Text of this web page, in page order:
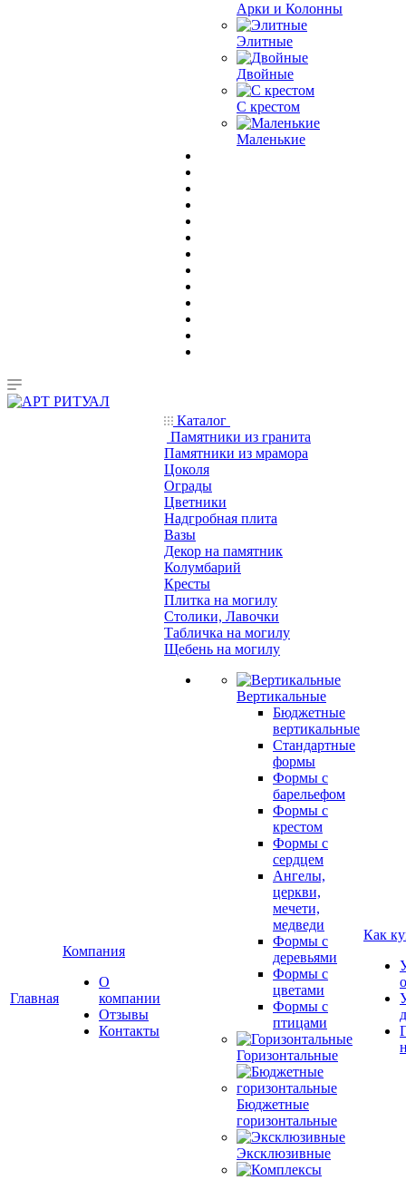
Арки и Колонны
Элитные
Двойные
С крестом
Маленькие
Главная
Компания
О
компании
Отзывы
Контакты
Каталог
Памятники из гранита
Памятники из мрамора
Цоколя
Ограды
Цветники
Надгробная плита
Вазы
Декор на памятник
Колумбарий
Кресты
Плитка на могилу
Столики, Лавочки
Табличка на могилу
Щебень на могилу
Вертикальные
Бюджетные
вертикальные
Стандартные
формы
Формы с
барельефом
Формы с
крестом
Формы с
сердцем
Ангелы,
церкви,
мечети,
медведи
Формы с
деревьями
Формы с
цветами
Формы с
птицами
Горизонтальные
Бюджетные
горизонтальные
Эксклюзивные
Как